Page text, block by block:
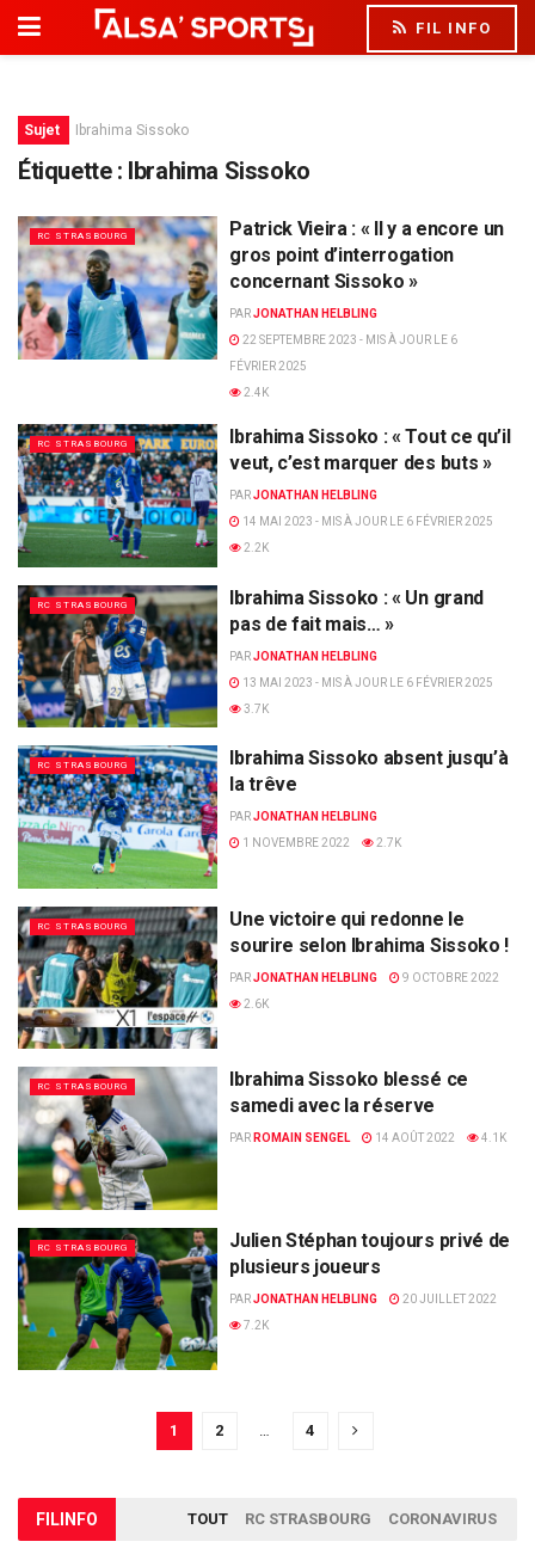
FIL INFO
Sujet Ibrahima Sissoko
Étiquette : Ibrahima Sissoko
RC STRASBOURG
Patrick Vieira : « Il y a encore un
gros point d’interrogation
concernant Sissoko »
PARJONATHAN HELBLING
22 SEPTEMBRE 2023 - MIS À JOUR LE 6
FÉVRIER 2025
2.4K
RC STRASBOURG
Ibrahima Sissoko : « Tout ce qu’il
veut, c’est marquer des buts »
PARJONATHAN HELBLING
14 MAI 2023 - MIS À JOUR LE 6 FÉVRIER 2025
2.2K
RC STRASBOURG
Ibrahima Sissoko : « Un grand
pas de fait mais… »
PARJONATHAN HELBLING
13 MAI 2023 - MIS À JOUR LE 6 FÉVRIER 2025
3.7K
RC STRASBOURG
Ibrahima Sissoko absent jusqu’à
la trêve
PARJONATHAN HELBLING
1 NOVEMBRE 2022
2.7K
RC STRASBOURG
Une victoire qui redonne le
sourire selon Ibrahima Sissoko !
PARJONATHAN HELBLING
9 OCTOBRE 2022
2.6K
RC STRASBOURG
Ibrahima Sissoko blessé ce
samedi avec la réserve
PAR ROMAIN SENGEL 14 AOÛT 2022 4.1K
RC STRASBOURG
Julien Stéphan toujours privé de
plusieurs joueurs
PARJONATHAN HELBLING
20 JUILLET 2022
7.2K
1 2 … 4
FIL INFO TOUT RC STRASBOURG CORONAVIRUS